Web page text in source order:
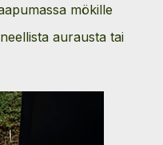
mökille
aurausta tai